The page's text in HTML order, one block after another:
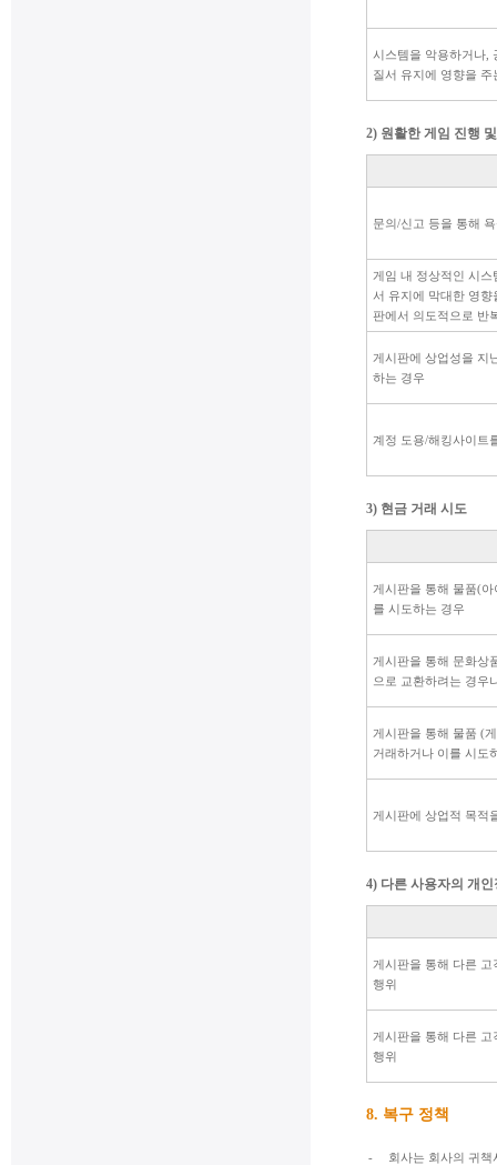
시스템을 악용하거나,
질서 유지에 영향을 주
2) 원활한 게임 진행
문의/신고 등을 통해
게임 내 정상적인 시
서 유지에 막대한 영
판에서 의도적으로 반
게시판에 상업성을 지
하는 경우
계정 도용/해킹사이트
3) 현금 거래 시도
게시판을 통해 물품(
를 시도하는 경우
게시판을 통해 문화상
으로 교환하려는 경우
게시판을 통해 물품 (
거래하거나 이를 시도
게시판에 상업적 목적
4) 다른 사용자의 개
게시판을 통해 다른
행위
게시판을 통해 다른
행위
8. 복구 정책
-
회사는 회사의 귀